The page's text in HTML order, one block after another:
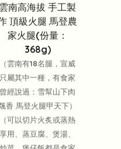
雲南高海拔 手工製
頂級火腿 馬登農
家火腿(份量：
368g)
（雲南有18名腿，宣威
只屬其中一種，有食家
曾經說過：雪幫山下肉
香 馬登火腿甲天下）
（可以切片火炙或蒸熱
享用、蒸豆腐、煲湯、